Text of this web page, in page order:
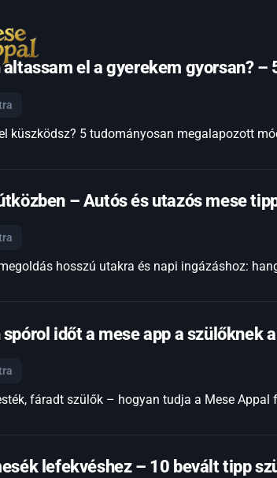
el a gyerekem gyorsan? –
küszködsz? 5 tudományosan megalapozott
– Autós és utazós mese
hosszú utakra és napi ingázáshoz:
időt a mese app a szülőknek
fáradt szülők – hogyan tudja a Mese
lefekvéshez – 10 bevált tipp